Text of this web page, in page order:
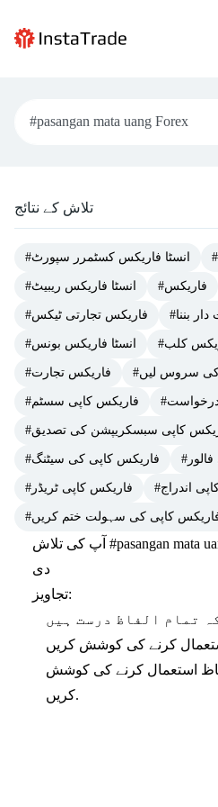
تلاش کے نتائج
#انسٹا فاریکس کسٹمرر سپورٹ
#انسٹا فاریکس ریبیٹ #فاریکس
#فاریکس تجارتی ٹیکس بننا
#انسٹا فاریکس بونس کلب
#فاریکس تجارت کی سروس لیں
#فاریکس کاپی سسٹم
کاپی سبسکریپشن کی تصدیق
#فاریکس کاپی کی سیٹنگ
#فاریکس کاپی ٹریڈر اندراج
کاپی کی سہولت ختم کریں
#pasangan mata
دی
تجاویز:
استعمال کرنے کی کوشش
کریں.